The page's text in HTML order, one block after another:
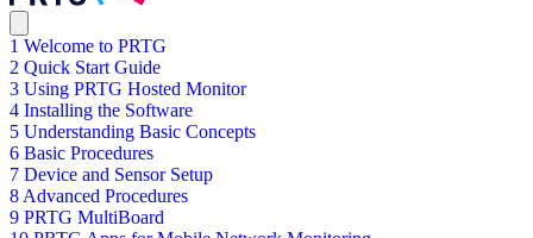
1 Welcome to PRTG
2 Quick Start Guide
3 Using PRTG Hosted Monitor
4 Installing the Software
5 Understanding Basic Concepts
6 Basic Procedures
7 Device and Sensor Setup
8 Advanced Procedures
9 PRTG MultiBoard